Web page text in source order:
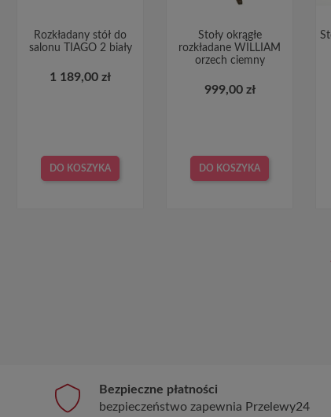
Rozkładany stół do
salonu TIAGO 2 biały
1 189,00 zł
DO KOSZYKA
Stoły okrągłe
rozkładane WILLIAM
orzech ciemny
999,00 zł
DO KOSZYKA
Bezpieczne płatności
bezpieczeństwo zapewnia Przelewy24